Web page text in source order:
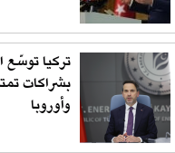
تركيا توسّع
بشراكات
وأوروبا